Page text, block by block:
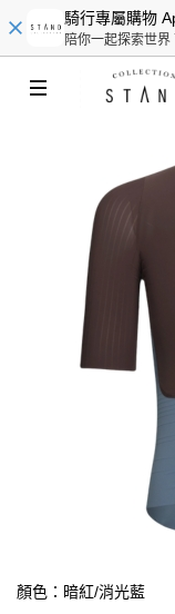
騎行專屬購物
陪你一起探索世界
顏色：暗紅/消光藍